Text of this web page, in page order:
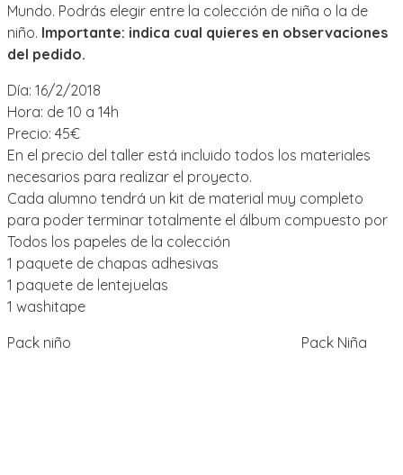
Mundo. Podrás elegir entre la colección de niña o la de
niño. Importante: indica cual quieres en observaciones
del pedido.
Día: 16/2/2018
Hora: de 10 a 14h
Precio: 45€
En el precio del taller está incluido todos los materiales
necesarios para realizar el proyecto.
Cada alumno tendrá un kit de material muy completo
para poder terminar totalmente el álbum compuesto por
Todos los papeles de la colección
1 paquete de chapas adhesivas
1 paquete de lentejuelas
1 washitape
Pack niño Pack Niña